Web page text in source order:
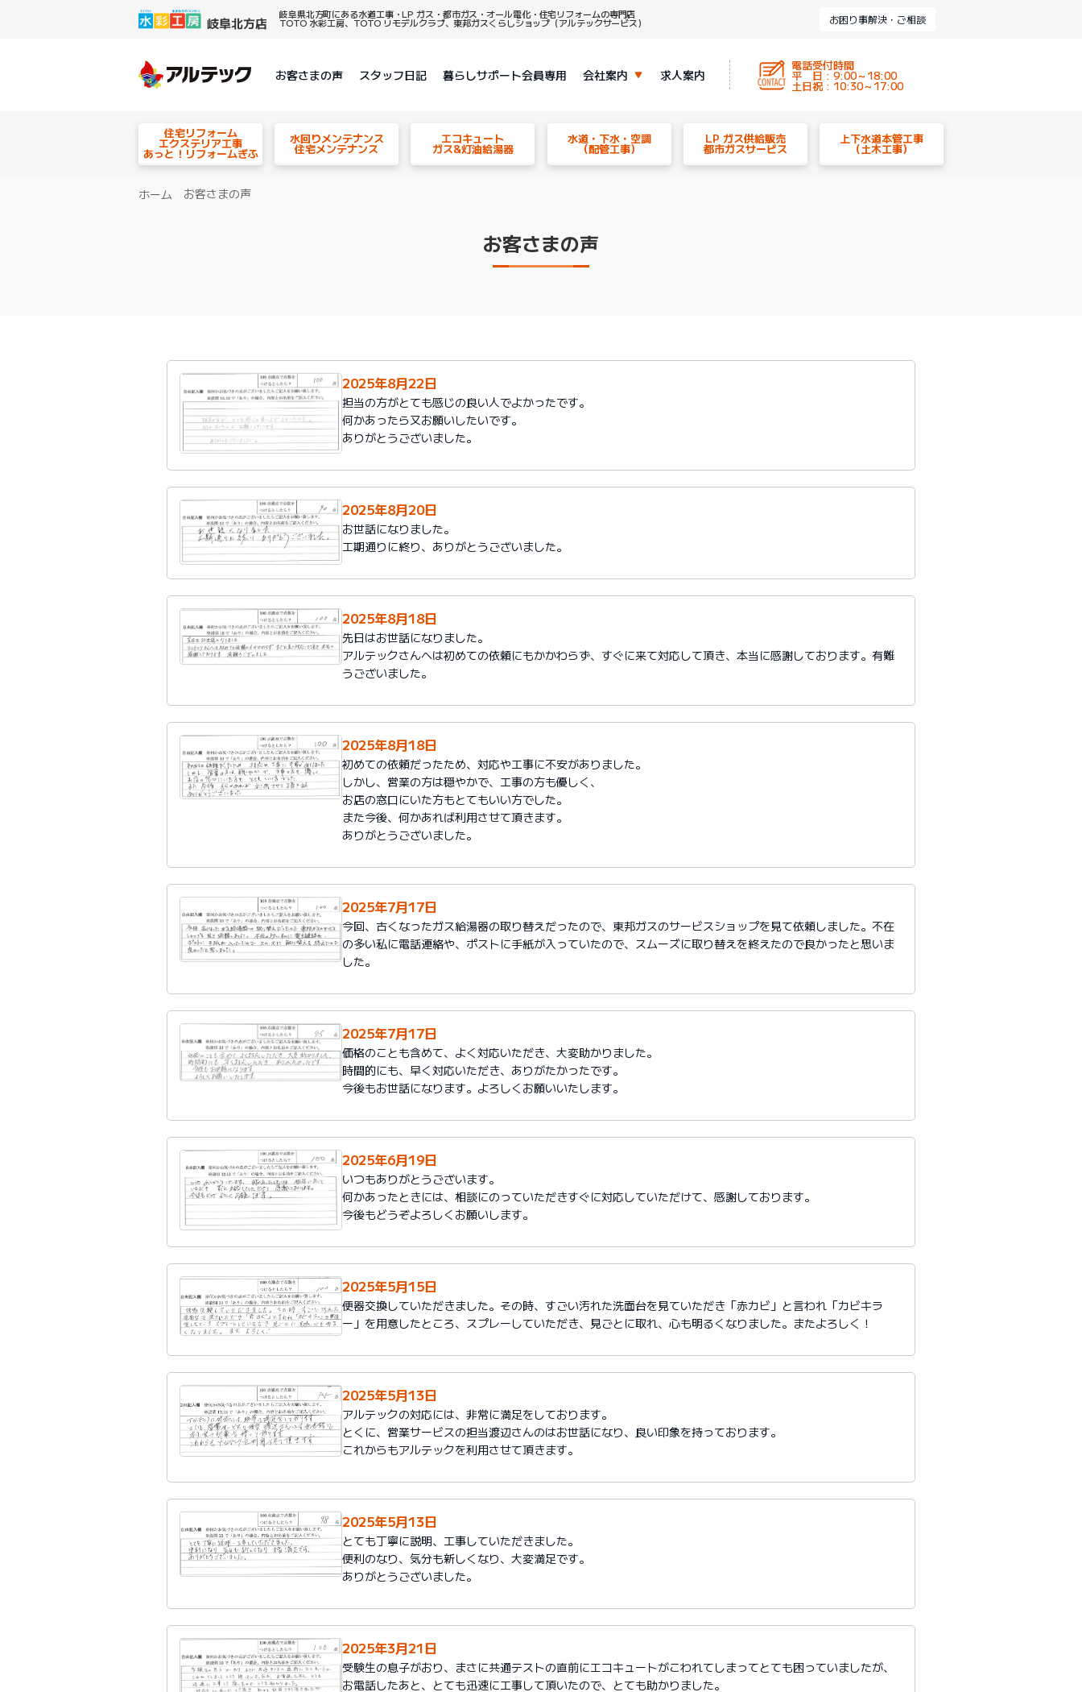
岐阜県北方町にある水道工事・LP ガス・都市ガス・オール電化・住宅リフォームの専門店
TOTO 水彩工房、TOTO リモデルクラブ、東邦ガスくらしショップ（アルテックサービス） お困り事解決・ご相談
お客さまの声 スタッフ日記 暮らしサポート会員専用 会社案内 求人案内
電話受付時間
平 日 : 9:00～18:00
土日祝 : 10:30～17:00
住宅リフォーム
エクステリア工事
あっと！リフォームぎふ
水回りメンテナンス
住宅メンテナンス
エコキュート
ガス&灯油給湯器
水道・下水・空調
（配管工事）
LP ガス供給販売
都市ガスサービス
上下水道本管工事
（土木工事）
ホーム お客さまの声
お客さまの声
2025年8月22日
担当の方がとても感じの良い人でよかったです。
何かあったら又お願いしたいです。
ありがとうございました。
2025年8月20日
お世話になりました。
工期通りに終り、ありがとうございました。
2025年8月18日
先日はお世話になりました。
アルテックさんへは初めての依頼にもかかわらず、すぐに来て対応して頂き、本当に感謝しております。有難
うございました。
2025年8月18日
初めての依頼だったため、対応や工事に不安がありました。
しかし、営業の方は穏やかで、工事の方も優しく、
お店の窓口にいた方もとてもいい方でした。
また今後、何かあれば利用させて頂きます。
ありがとうございました。
2025年7月17日
今回、古くなったガス給湯器の取り替えだったので、東邦ガスのサービスショップを見て依頼しました。不在
の多い私に電話連絡や、ポストに手紙が入っていたので、スムーズに取り替えを終えたので良かったと思いま
した。
2025年7月17日
価格のことも含めて、よく対応いただき、大変助かりました。
時間的にも、早く対応いただき、ありがたかったです。
今後もお世話になります。よろしくお願いいたします。
2025年6月19日
いつもありがとうございます。
何かあったときには、相談にのっていただきすぐに対応していただけて、感謝しております。
今後もどうぞよろしくお願いします。
2025年5月15日
便器交換していただきました。その時、すごい汚れた洗面台を見ていただき「赤カビ」と言われ「カビキラ
ー」を用意したところ、スプレーしていただき、見ごとに取れ、心も明るくなりました。またよろしく！
2025年5月13日
アルテックの対応には、非常に満足をしております。
とくに、営業サービスの担当渡辺さんのはお世話になり、良い印象を持っております。
これからもアルテックを利用させて頂きます。
2025年5月13日
とても丁寧に説明、工事していただきました。
便利のなり、気分も新しくなり、大変満足です。
ありがとうございました。
2025年3月21日
受験生の息子がおり、まさに共通テストの直前にエコキュートがこわれてしまってとても困っていましたが、
お電話したあと、とても迅速に工事して頂いたので、とても助かりました。